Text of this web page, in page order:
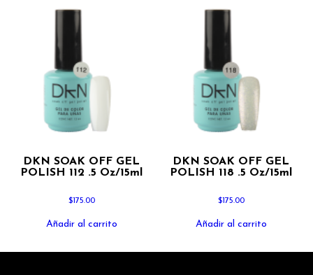
DKN SOAK OFF GEL
POLISH 112 .5 Oz/15ml
$175.00
Añadir al carrito
DKN SOAK OFF GEL
POLISH 118 .5 Oz/15ml
$175.00
Añadir al carrito